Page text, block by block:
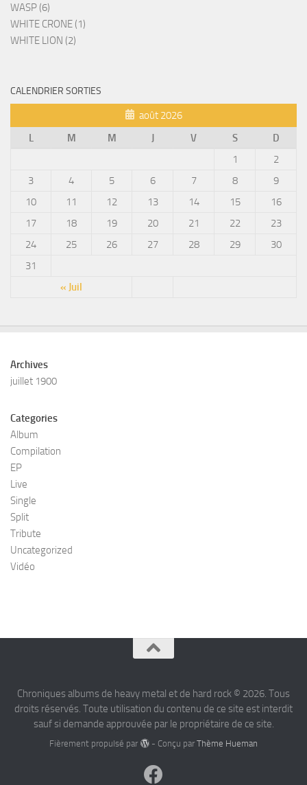
WASP (6)
WHITE CRONE (1)
WHITE LION (2)
CALENDRIER SORTIES
août 2026
L
M M J V S D
« Juil
1
2
3
4 5 6 7 8
9
10
11 12 13 14 15
16
17
18 19 20 21 22
23
24
25 26 27 28 29
30
31
Archives
juillet 1900
Categories
Album
Compilation
EP
Live
Single
Split
Tribute
Uncategorized
Vidéo
Chroniques albums de heavy metal et de hard rock © 2026. Tous
droits réservés. Toute utilisation du contenu de ce site est interdit
sauf si demande approuvée par le propriétaire de ce site.
Fièrement propulsé par - Conçu par Thème Hueman